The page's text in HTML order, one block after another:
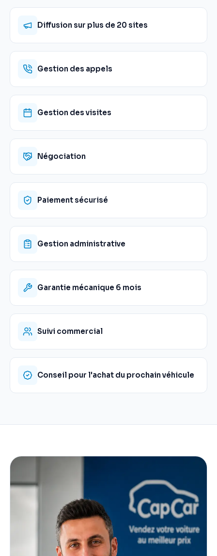
Diffusion sur plus de 20 sites
Gestion des appels
Gestion des visites
Négociation
Paiement sécurisé
Gestion administrative
Garantie mécanique 6 mois
Suivi commercial
Conseil pour l'achat du prochain véhicule